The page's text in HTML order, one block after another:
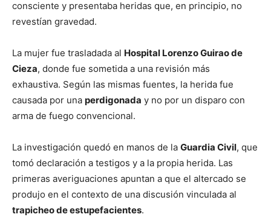
consciente y presentaba heridas que, en principio, no
revestían gravedad.
La mujer fue trasladada al Hospital Lorenzo Guirao de
Cieza, donde fue sometida a una revisión más
exhaustiva. Según las mismas fuentes, la herida fue
causada por una perdigonada y no por un disparo con
arma de fuego convencional.
La investigación quedó en manos de la Guardia Civil, que
tomó declaración a testigos y a la propia herida. Las
primeras averiguaciones apuntan a que el altercado se
produjo en el contexto de una discusión vinculada al
trapicheo de estupefacientes.